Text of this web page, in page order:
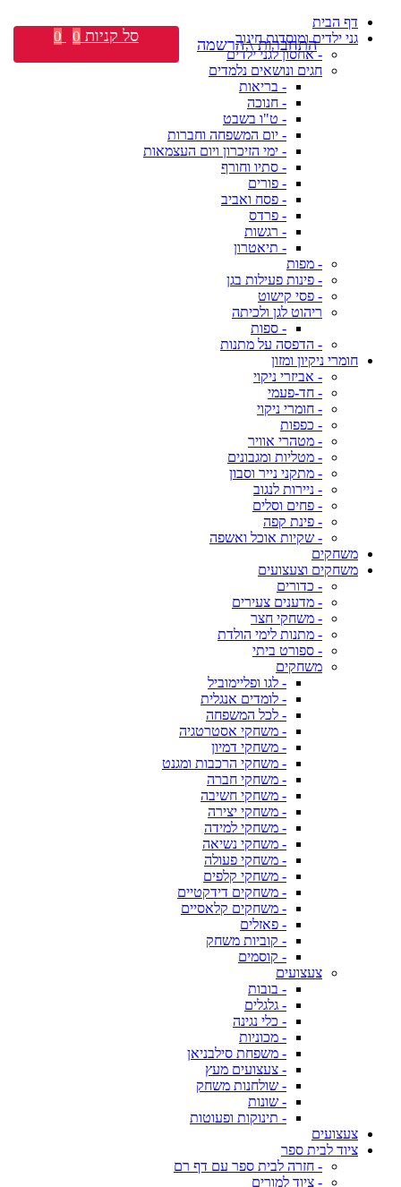
דף הבית
גני ילדים ומוסדות חינוך
- אחסון לגני ילדים
חגים ונושאים נלמדים
- בריאות
- חנוכה
- ט"ו בשבט
- יום המשפחה וחברות
- ימי הזיכרון ויום העצמאות
- סתיו וחורף
- פורים
- פסח ואביב
- פרדס
- רגשות
- תיאטרון
- מפות
- פינות פעילות בגן
- פסי קישוט
ריהוט לגן ולכיתה
- ספות
- הדפסה על מתנות
חומרי ניקיון ומזון
- אביזרי ניקוי
- חד-פעמי
- חומרי ניקוי
- כפפות
- מטהרי אוויר
- מטליות ומגבונים
- מתקני נייר וסבון
- ניירות לנגוב
- פחים וסלים
- פינת קפה
- שקיות אוכל ואשפה
משחקים
משחקים וצעצועים
- כדורים
- מדענים צעירים
- משחקי חצר
- מתנות לימי הולדת
- ספורט ביתי
משחקים
- לגו ופליימוביל
- לומדים אנגלית
- לכל המשפחה
- משחקי אסטרטגיה
- משחקי דמיון
- משחקי הרכבות ומגנט
- משחקי חברה
- משחקי חשיבה
- משחקי יצירה
- משחקי למידה
- משחקי נשיאה
- משחקי פעולה
- משחקי קלפים
- משחקים דידקטיים
- משחקים קלאסיים
- פאזלים
- קוביות משחק
- קוסמים
צעצועים
- בובות
- גלגלים
- כלי נגינה
- מכוניות
- משפחת סילבניאן
- צעצועים מעץ
- שולחנות משחק
- שונות
- תינוקות ופעוטות
צעצועים
ציוד לבית ספר
- חזרה לבית ספר עם דף רם
- ציוד למורים
התחברות \ הרשמה סל קניות 0
0